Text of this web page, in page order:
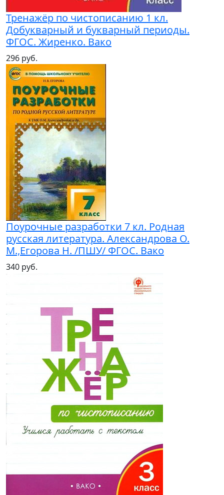
Тренажёр по чистописанию 1 кл.
Добукварный и букварный периоды.
ФГОС. Жиренко. Вако
296 руб.
Поурочные разработки 7 кл. Родная
русская литература. Александрова О.
М.,Егорова Н. /ПШУ/ ФГОС. Вако
340 руб.